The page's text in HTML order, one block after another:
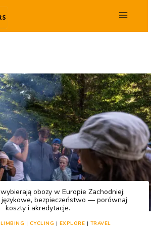
| CYCLING | EXPLORE | TRAVEL
obozy w Europie Zachodniej:
językowe, bezpieczeństwo — porównaj
koszty i akredytacje.